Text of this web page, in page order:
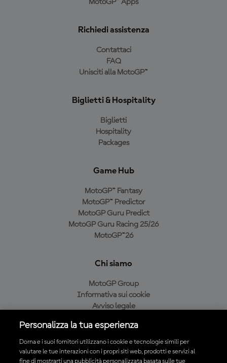
MotoGP™ Apps
Richiedi assistenza
Contattaci
FAQ
Unisciti alla MotoGP™
Biglietti & Hospitality
Biglietti
Hospitality
Packages
Game Hub
MotoGP™ Fantasy
MotoGP™ Predictor
MotoGP Guru Predict
MotoGP Guru Racing 25/26
MotoGP™26
Chi siamo
MotoGP Group
Informativa sui cookie
Avviso legale
Condizioni di acquisto
Personalizza la tua esperienza
Dorna e i suoi fornitori utilizzano i cookie e tecnologie simili per
valutare le tue interazioni con i propri siti web, prodotti e servizi al
fine di mostrarti una pubblicità personalizzata basata sulle tue